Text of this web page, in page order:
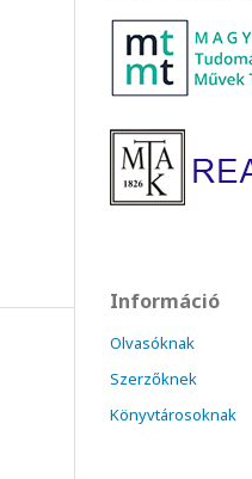
Információ
Olvasóknak
Szerzőknek
Könyvtárosoknak